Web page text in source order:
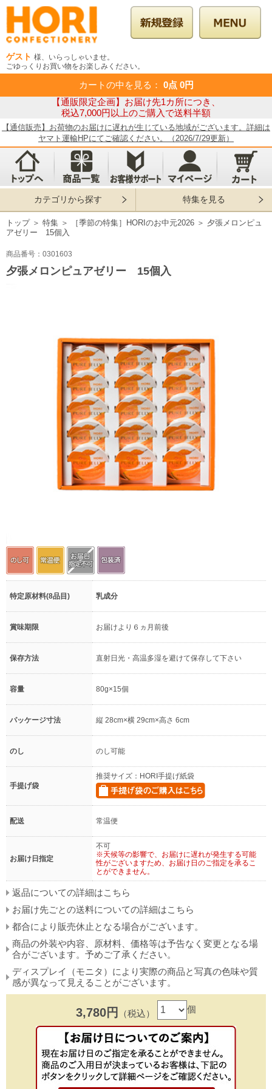
ゲスト 様、いらっしゃいませ。
ごゆっくりお買い物をお楽しみください。
カートの中を見る ： 0点 0円
【通販限定企画】お届け先1カ所につき、
税込7,000円以上のご購入で送料半額
【通信販売】お荷物のお届けに遅れが生じている地域がございます。詳細は
ヤマト運輸HPにてご確認ください。（2026/7/29更新）
カテゴリから探す 特集を見る
トップ ＞ 特集 ＞ ［季節の特集］HORIのお中元2026 ＞ 夕張メロンピュ
アゼリー 15個入
商品番号：0301603
夕張メロンピュアゼリー 15個入
特定原材料(8品目) 乳成分
賞味期限 お届けより６ヵ月前後
保存方法 直射日光・高温多湿を避けて保存して下さい
容量 80g×15個
パッケージ寸法 縦 28cm×横 29cm×高さ 6cm
のし のし可能
手提げ袋
推奨サイズ：HORI手提げ紙袋
配送 常温便
お届け日指定
不可
※天候等の影響で、お届けに遅れが発生する可能
性がございますため、お届け日のご指定を承るこ
とができません。
返品についての詳細はこちら
お届け先ごとの送料についての詳細はこちら
都合により販売休止となる場合がございます。
商品の外装や内容、原材料、価格等は予告なく変更となる場
合がございます。予めご了承ください。
ディスプレイ（モニタ）により実際の商品と写真の色味や質
感が異なって見えることがございます。
3,780円 （税込） 個